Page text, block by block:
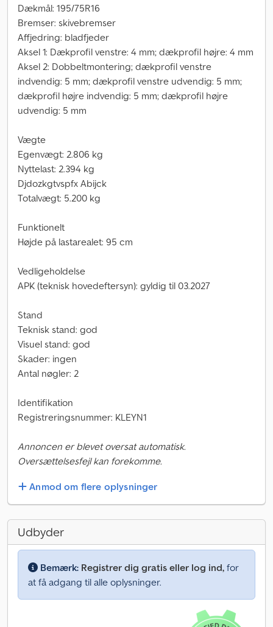
Dækmål: 195/75R16
Bremser: skivebremser
Affjedring: bladfjeder
Aksel 1: Dækprofil venstre: 4 mm; dækprofil højre: 4 mm
Aksel 2: Dobbeltmontering; dækprofil venstre
indvendig: 5 mm; dækprofil venstre udvendig: 5 mm;
dækprofil højre indvendig: 5 mm; dækprofil højre
udvendig: 5 mm
Vægte
Egenvægt: 2.806 kg
Nyttelast: 2.394 kg
Djdozkgtvspfx Abijck
Totalvægt: 5.200 kg
Funktionelt
Højde på lastarealet: 95 cm
Vedligeholdelse
APK (teknisk hovedeftersyn): gyldig til 03.2027
Stand
Teknisk stand: god
Visuel stand: god
Skader: ingen
Antal nøgler: 2
Identifikation
Registreringsnummer: KLEYN1
Annoncen er blevet oversat automatisk.
Oversættelsesfejl kan forekomme.
Anmod om flere oplysninger
Udbyder
Bemærk: Registrer dig gratis eller log ind, for
at få adgang til alle oplysninger.